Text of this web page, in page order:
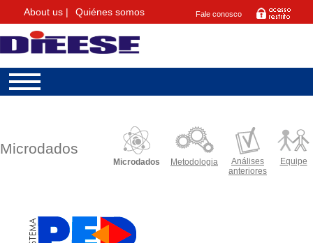
About us | Quiénes somos Fale conosco
Microdados Metodologia
Análises
anteriores
Equipe
Microdados